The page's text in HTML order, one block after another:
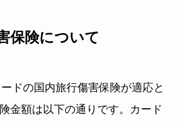
保険について
ドの国内旅行傷害保険が適応と
金額は以下の通りです。カード